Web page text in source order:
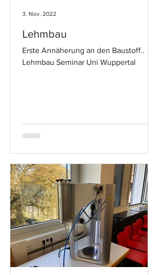
Lehmbau
Erste Annäherung an den Baustoff..
Lehmbau Seminar Uni Wuppertal
3. Nov. 2022